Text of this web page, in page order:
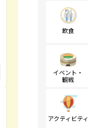
飲食
イベント・
観戦
アクティビティ